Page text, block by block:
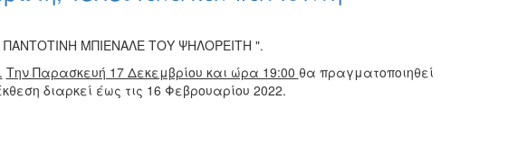
ΠΑΝΤΟΤΙΝΗ ΜΠΙΕΝΑΛΕ ΤΟΥ ΨΗΛΟΡΕΙΤΗ ".
Την Παρασκευή 17 Δεκεμβρίου και ώρα 19:00 θα πραγματοποιηθεί
διαρκεί έως τις 16 Φεβρουαρίου 2022.